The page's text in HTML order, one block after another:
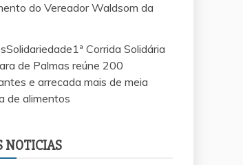
do Vereador Waldsom da
Corrida Solidária
de Palmas reúne 200
e arrecada mais de meia
de alimentos
NOTICIAS
do Vereador Waldsom da